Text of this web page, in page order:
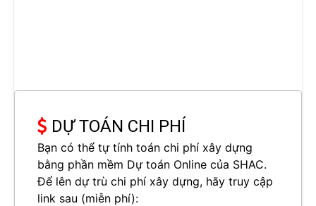
DỰ TOÁN CHI PHÍ
Bạn có thể tự tính toán chi phí xây dựng
bằng phần mềm Dự toán Online của SHAC.
Để lên dự trù chi phí xây dựng, hãy truy cập
link sau (miễn phí):